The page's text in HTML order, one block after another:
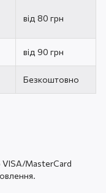
від 80 грн
від 90 грн
Безкоштовно
VISA/MasterCard